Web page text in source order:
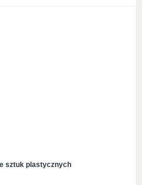
sztuk plastycznych